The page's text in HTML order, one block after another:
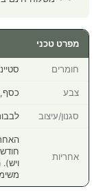
מפרט טכני
חומרים
צבע
סגנון/עיצוב
אחריות